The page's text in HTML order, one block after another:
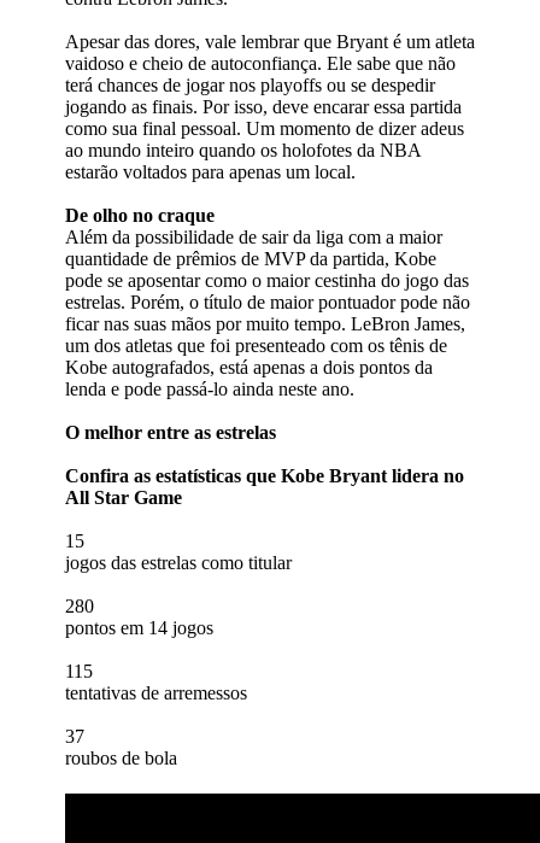
Apesar das dores, vale lembrar que Bryant é um atleta
vaidoso e cheio de autoconfiança. Ele sabe que não
terá chances de jogar nos playoffs ou se despedir
jogando as finais. Por isso, deve encarar essa partida
como sua final pessoal. Um momento de dizer adeus
ao mundo inteiro quando os holofotes da NBA
estarão voltados para apenas um local.
De olho no craque
Além da possibilidade de sair da liga com a maior
quantidade de prêmios de MVP da partida, Kobe
pode se aposentar como o maior cestinha do jogo das
estrelas. Porém, o título de maior pontuador pode não
ficar nas suas mãos por muito tempo. LeBron James,
um dos atletas que foi presenteado com os tênis de
Kobe autografados, está apenas a dois pontos da
lenda e pode passá-lo ainda neste ano.
O melhor entre as estrelas
Confira as estatísticas que Kobe Bryant lidera no
All Star Game
15
jogos das estrelas como titular
280
pontos em 14 jogos
115
tentativas de arremessos
37
roubos de bola